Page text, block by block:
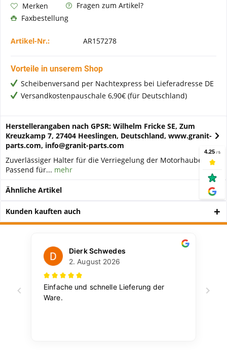
Merken
Fragen zum Artikel?
Faxbestellung
Artikel-Nr.: AR157278
Vorteile in unserem Shop
Scheibenversand per Nachtexpress bei Lieferadresse DE
Versandkostenpauschale 6,90€ (für Deutschland)
Herstellerangaben nach GPSR: Wilhelm Fricke SE, Zum
Kreuzkamp 7, 27404 Heeslingen, Deutschland, www.granit-
parts.com, info@granit-parts.com
Zuverlässiger Halter für die Verriegelung der Motorhaube –
Passend für... mehr
Ähnliche Artikel
Kunden kauften auch